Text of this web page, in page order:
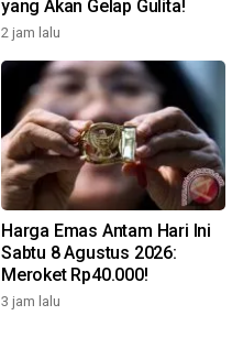
yang Akan Gelap Gulita!
2 jam lalu
Harga Emas Antam Hari Ini
Sabtu 8 Agustus 2026:
Meroket Rp40.000!
3 jam lalu